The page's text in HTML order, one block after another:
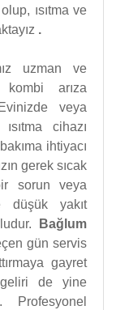
ısıtma ve
.
uzman ve
arıza
veya
cihazı
ihtiyacı
gerek sıcak
sorun veya
düşük yakıt
Bağlum
gün servis
gayret
de yine
Profesyonel